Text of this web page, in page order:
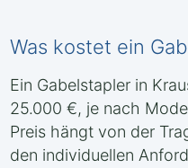
Was kostet ein
Ein Gabelstapler in
25.000 €, je nach
Preis hängt von der
den individuellen